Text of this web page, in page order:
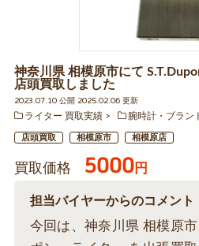
神奈川県 相模原市にて
店頭買取しました
2023.07.10 公開 2025.02.06 更新
ライター 買取実績
腕時計・ブラン
店頭買取 相模原市 相模原店
買取価格 5000円
担当バイヤーからのコメント
今回は、神奈川県 相模原市